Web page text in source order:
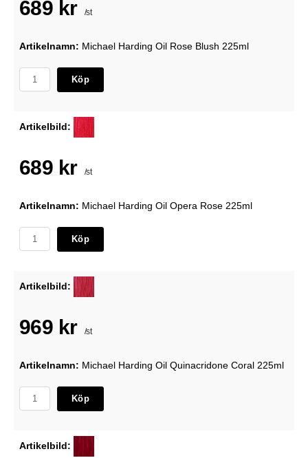
689 kr /st
Artikelnamn: Michael Harding Oil Rose Blush 225ml
Köp
Artikelbild:
689 kr /st
Artikelnamn: Michael Harding Oil Opera Rose 225ml
Köp
Artikelbild:
969 kr /st
Artikelnamn: Michael Harding Oil Quinacridone Coral 225ml
Köp
Artikelbild: